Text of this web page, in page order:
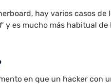
hay varios casos de
‘ y es mucho más habitual de
en que un hacker con